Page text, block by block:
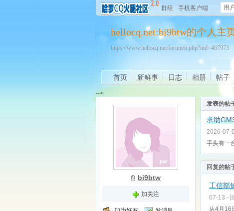
群组 手机客户端 用
hellocq.net:bi9btw的个人主
https://www.hellocq.net/forum/u.php?uid=467973
首页 新鲜事 日志 相册 帖子
-->
bi9btw
加关注
发表的帖
求助
2026-07-
手头有一
回复的帖
工信部
07-13 -
从4月16